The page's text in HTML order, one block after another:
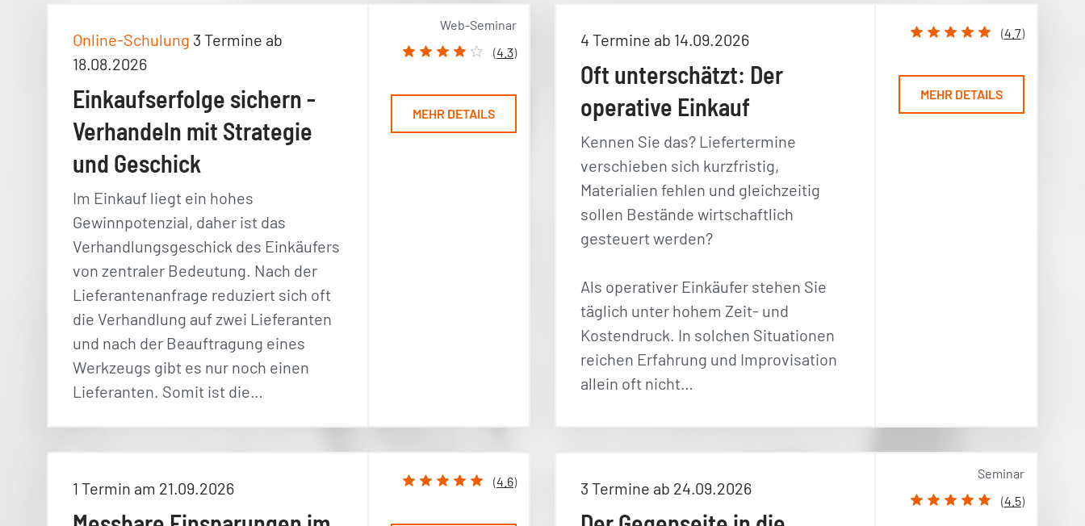
Online-Schulung 3 Termine ab
18.08.2026
Einkaufserfolge sichern -
Verhandeln mit Strategie
und Geschick
Im Einkauf liegt ein hohes
Gewinnpotenzial, daher ist das
Verhandlungsgeschick des Einkäufers
von zentraler Bedeutung. Nach der
Lieferantenanfrage reduziert sich oft
die Verhandlung auf zwei Lieferanten
und nach der Beauftragung eines
Werkzeugs gibt es nur noch einen
Lieferanten. Somit ist die…
Web-Seminar
(4.3)
MEHR DETAILS
4 Termine ab 14.09.2026
Oft unterschätzt: Der
operative Einkauf
Kennen Sie das? Liefertermine
verschieben sich kurzfristig,
Materialien fehlen und gleichzeitig
sollen Bestände wirtschaftlich
gesteuert werden?
Als operativer Einkäufer stehen Sie
täglich unter hohem Zeit- und
Kostendruck. In solchen Situationen
reichen Erfahrung und Improvisation
allein oft nicht…
(4.7)
MEHR DETAILS
1 Termin am 21.09.2026 (4.6) 3 Termine ab 24.09.2026
Seminar
(4.5)